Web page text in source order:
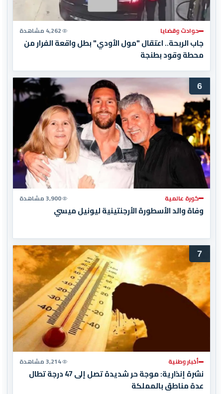
حوادث وقضايا 4,262 مشاهدة
جاب الربحة.. اعتقال "مول الأودي" بطل واقعة الفرار من
محطة وقود بطنجة
6
كورة عالمية 3,900 مشاهدة
وفاة والد الأسطورة الأرجنتينية ليونيل ميسي
7
أخبار وطنية 3,214 مشاهدة
نشرة إنذارية: موجة حر شديدة تصل إلى 47 درجة تطال
عدة مناطق بالمملكة